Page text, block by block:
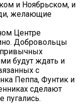
и Ноябрьском, и
желающие
Центре
Добровольцы
привычных
будут ждать и
с
Пеппа, Фунтик и
сделают
пугались.